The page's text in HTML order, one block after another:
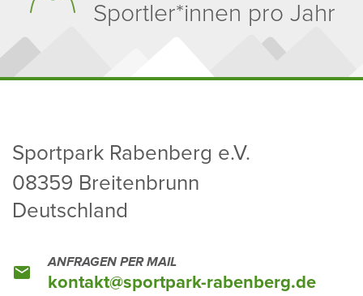
Sportler*innen pro Jahr
Sport­park Raben­berg e.V.
08359 Brei­ten­brunn
Deutsch­land
ANFRAGEN PER MAIL
kontakt@sport­park-raben­berg.de